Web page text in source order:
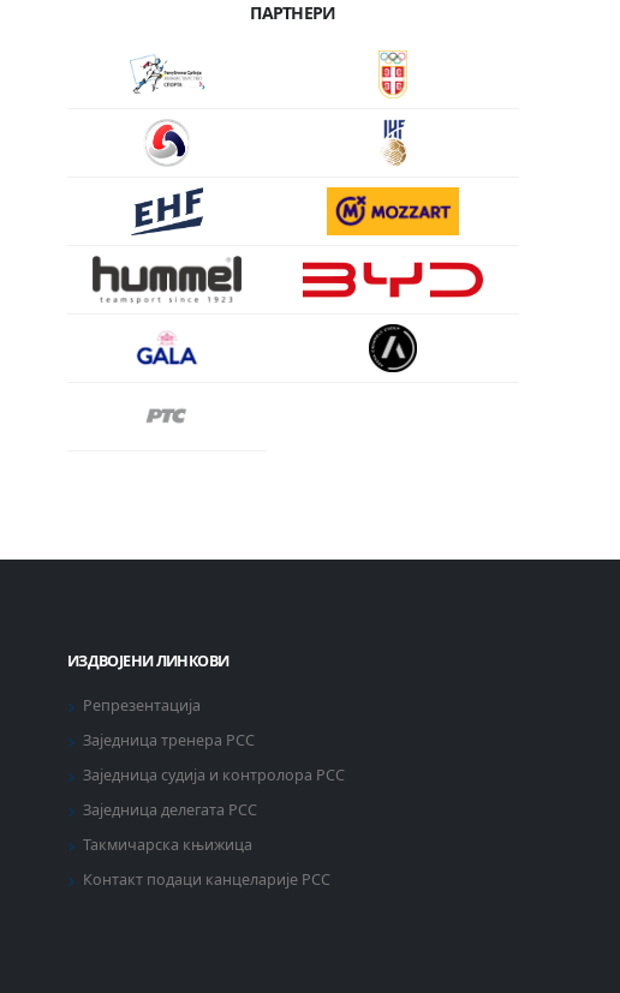
ПАРТНЕРИ
ИЗДВОЈЕНИ ЛИНКОВИ
Репрезентација
Заједница тренера РСС
Заједница судија и контролора РСС
Заједница делегата РСС
Такмичарска књижица
Контакт подаци канцеларије РСС